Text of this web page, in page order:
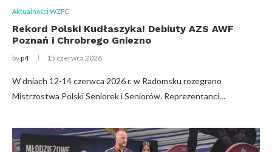
Aktualności WZPC
Rekord Polski Kudłaszyka! Debiuty AZS AWF
Poznań i Chrobrego Gniezno
byp4 15 czerwca 2026
W dniach 12-14 czerwca 2026 r. w Radomsku rozegrano
Mistrzostwa Polski Seniorek i Seniorów. Reprezentanci…